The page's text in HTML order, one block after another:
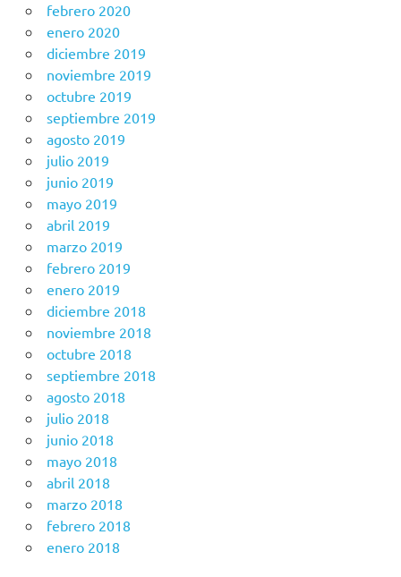
febrero 2020
enero 2020
diciembre 2019
noviembre 2019
octubre 2019
septiembre 2019
agosto 2019
julio 2019
junio 2019
mayo 2019
abril 2019
marzo 2019
febrero 2019
enero 2019
diciembre 2018
noviembre 2018
octubre 2018
septiembre 2018
agosto 2018
julio 2018
junio 2018
mayo 2018
abril 2018
marzo 2018
febrero 2018
enero 2018